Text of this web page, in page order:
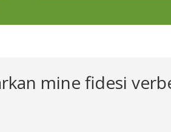
mine fidesi